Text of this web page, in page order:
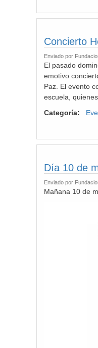
Concierto
Enviado por
El pasado
emotivo
Paz. El evento
escuela,
Categoría:
Día 10 de
Enviado por
Mañana 10 de